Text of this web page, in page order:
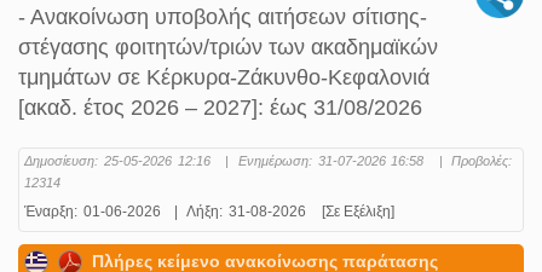
- Ανακοίνωση υποβολής αιτήσεων σίτισης-
στέγασης φοιτητών/τριών των ακαδημαϊκών
τμημάτων σε Κέρκυρα-Ζάκυνθο-Κεφαλονιά
[ακαδ. έτος 2026 – 2027]: έως 31/08/2026
Δημοσίευση: 25-05-2026 12:16 | Ενημέρωση: 31-07-2026 16:58 |
Προβολές:
12314
Έναρξη: 01-06-2026 Λήξη: 31-08-2026 [Σε Εξέλιξη]
Πλήρες κείμενο ανακοίνωσης παράτασης